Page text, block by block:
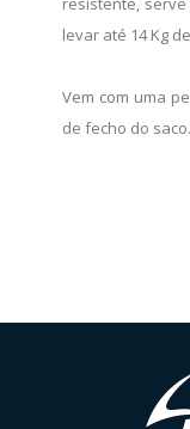
levar até 14 Kg
Vem com uma
de fecho do saco.